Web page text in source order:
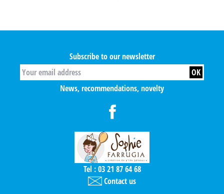
Tel : 03 21 87 64 68
Contact us
Subscribe to our newsletter
News, recommendations, novelty